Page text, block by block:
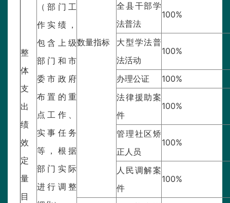
整
体
支
出
绩
效
定
量
目
（部门工
作实绩，
包含上级
部门和市
委市政府
布置的重
点工作、
实事任务
等，根据
部门实际
进行调整
数量指标
全县干部学
法普法
100%
大型学法普
法活动
100%
办理公证
100%
法律援助案
件
100%
管理社区矫
正人员
100%
人民调解案
件
100%